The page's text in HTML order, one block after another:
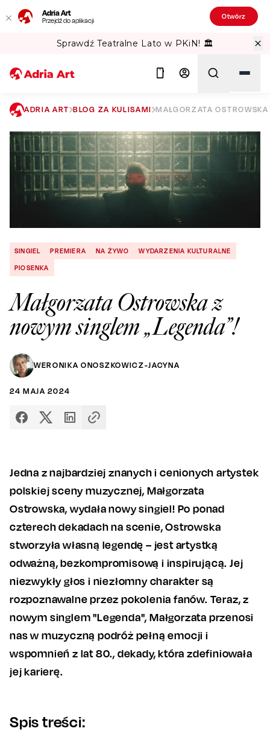
Adria Art
Przejdź do aplikacji Otwórz
Sprawdź Teatralne Lato w PKiN! 🏛️
Szukaj
ADRIA ART BLOG ZA KULISAMI MAŁGORZATA
SINGIEL PREMIERA NA ŻYWO
WYDARZENIA KULTURALNE
PIOSENKA
Małgorzata Ostrowska z
nowym singlem „Legenda”!
WERONIKA ONOSZKOWICZ-JACYNA
24 MAJA 2024
Jedna z najbardziej znanych i cenionych artystek
polskiej sceny muzycznej, Małgorzata
Ostrowska, wydała nowy singiel! Po ponad
czterech dekadach na scenie, Ostrowska
stworzyła własną legendę – jest artystką
odważną, bezkompromisową i inspirującą. Jej
niezwykły głos i niezłomny charakter są
rozpoznawalne przez pokolenia fanów. Teraz, z
nowym singlem "Legenda", Małgorzata przenosi
nas w muzyczną podróż pełną emocji i
wspomnień z lat 80., dekady, która zdefiniowała
jej karierę.
Spis treści: